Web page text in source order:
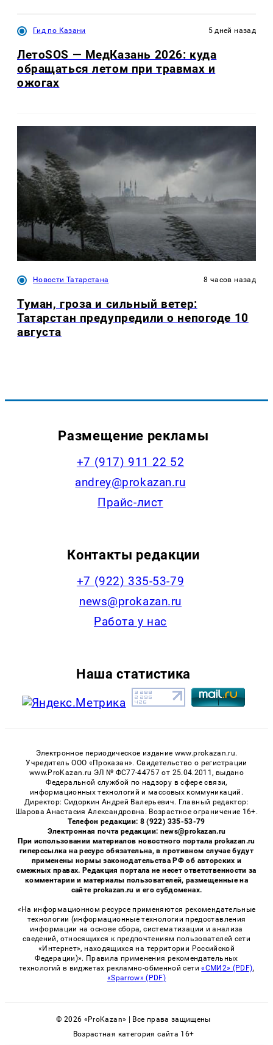
Гид по Казани 5 дней назад
ЛетоSOS — МедКазань 2026: куда
обращаться летом при травмах и
ожогах
Новости Татарстана 8 часов назад
Туман, гроза и сильный ветер:
Татарстан предупредили о непогоде 10
августа
Размещение рекламы
+7 (917) 911 22 52
andrey@prokazan.ru
Прайс-лист
Контакты редакции
+7 (922) 335-53-79
news@prokazan.ru
Работа у нас
Наша статистика
Электронное периодическое издание www.prokazan.ru.
Учредитель ООО «Проказан». Cвидетельство о регистрации
www.ProKazan.ru ЭЛ № ФС77-44757 от 25.04.2011, выдано
Федеральной службой по надзору в сфере связи,
информационных технологий и массовых коммуникаций.
Директор: Сидоркин Андрей Валерьевич. Главный редактор:
Шарова Анастасия Александровна. Возрастное ограничение 16+.
Телефон редакции: 8 (922) 335-53-79
Электронная почта редакции: news@prokazan.ru
При использовании материалов новостного портала prokazan.ru
гиперссылка на ресурс обязательна, в противном случае будут
применены нормы законодательства РФ об авторских и
смежных правах. Редакция портала не несет ответственности за
комментарии и материалы пользователей, размещенные на
сайте prokazan.ru и его субдоменах.
«На информационном ресурсе применяются рекомендательные
технологии (информационные технологии предоставления
информации на основе сбора, систематизации и анализа
сведений, относящихся к предпочтениям пользователей сети
«Интернет», находящихся на территории Российской
Федерации)». Правила применения рекомендательных
технологий в виджетах рекламно-обменной сети«СМИ2» (PDF),
«Sparrow» (PDF)
© 2026 «ProKazan» | Все права защищены
Возрастная категория сайта 16+